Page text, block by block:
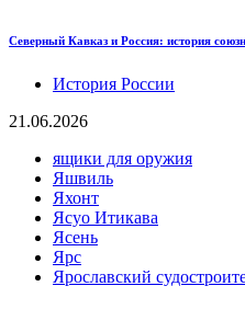
Северный Кавказ и Россия: история
История России
21.06.2026
ящики для оружия
Яшвиль
Яхонт
Ясуо Итикава
Ясень
Ярс
Ярославский